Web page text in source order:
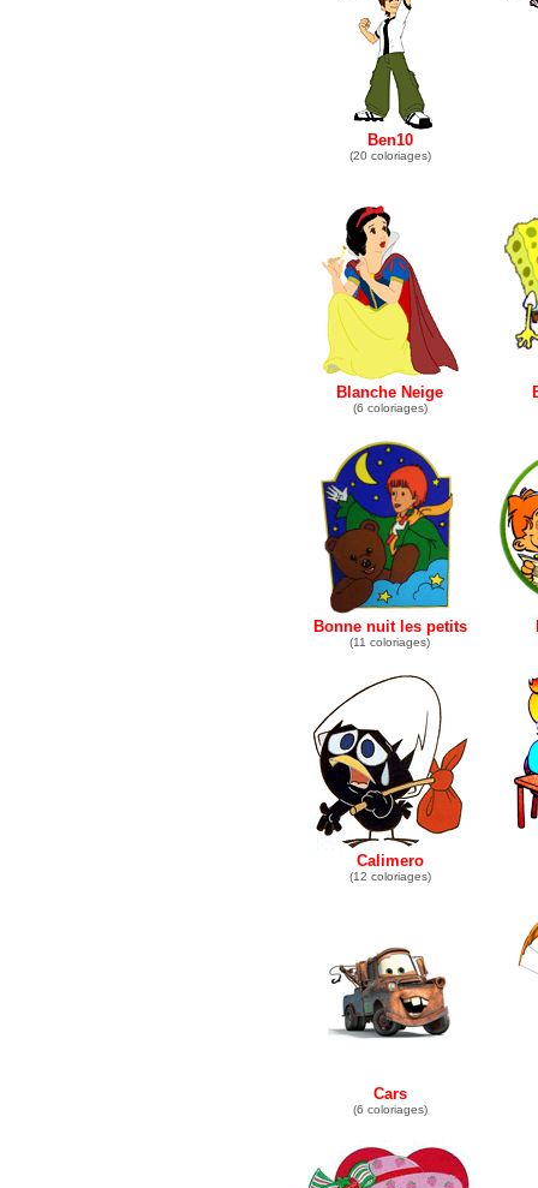
Ben10
(20 coloriages)
Blanche Neige
(6 coloriages)
Bonne nuit les petits
(11 coloriages)
Calimero
(12 coloriages)
Cars
(6 coloriages)